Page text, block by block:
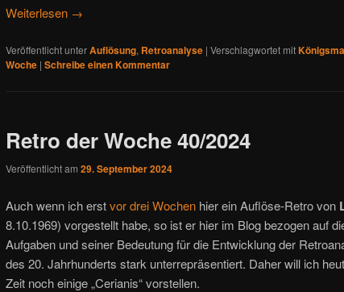
Weiterlesen →
Veröffentlicht unterAuflösung, Retroanalyse | Verschlagwortet mit
Woche | Schreibe einen Kommentar
Retro der Woche 40/2024
Veröffentlicht am 29. September 2024
Auch wenn ich erstvor drei Wochen hier ein Auflöse-Retro von
8.10.1969) vorgestellt habe, so ist er hier im Blog bezogen auf
Aufgaben und seiner Bedeutung für die Entwicklung der
des 20. Jahrhunderts stark unterrepräsentiert. Daher will ich
Zeit noch einige „Cerianis“ vorstellen.